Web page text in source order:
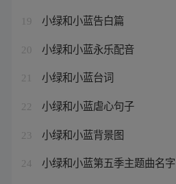
19 小绿和小蓝告白篇
20 小绿和小蓝永乐配音
21 小绿和小蓝台词
22 小绿和小蓝虐心句子
23 小绿和小蓝背景图
24
小绿和小蓝第五季主题曲名字